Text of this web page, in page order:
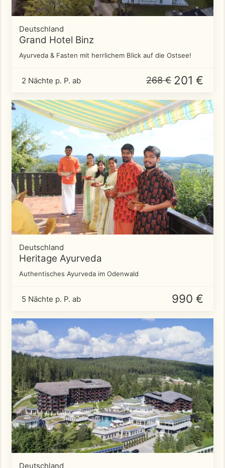
Deutschland
Grand Hotel Binz
Ayurveda & Fasten mit herrlichem Blick auf die Ostsee!
2 Nächte p. P. ab 268 € 201 €
Deutschland
Heritage Ayurveda
Authentisches Ayurveda im Odenwald
5 Nächte p. P. ab 990 €
Deutschland